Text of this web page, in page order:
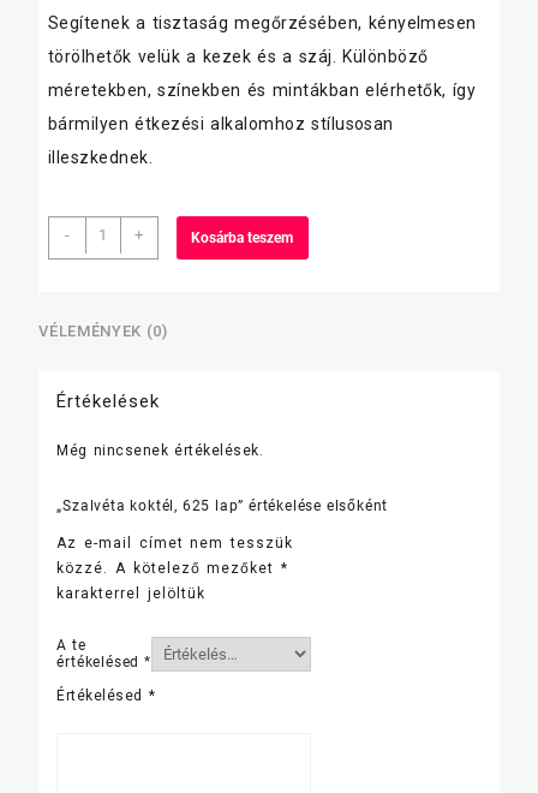
Segítenek a tisztaság megőrzésében, kényelmesen
törölhetők velük a kezek és a száj. Különböző
méretekben, színekben és mintákban elérhetők, így
bármilyen étkezési alkalomhoz stílusosan
illeszkednek.
-
Szalvéta
koktél,
mennyiség
+ Kosárba teszem
VÉLEMÉNYEK (0)
Értékelések
Még nincsenek értékelések.
„Szalvéta koktél, 625 lap” értékelése elsőként
Az e-mail címet nem tesszük
közzé. A kötelező mezőket *
karakterrel jelöltük
A te
értékelésed*
Értékelésed *